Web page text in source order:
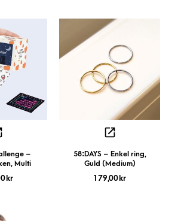
–
Multi
kr
58:DAYS – Enkel ring,
Guld (Medium)
179,00 kr